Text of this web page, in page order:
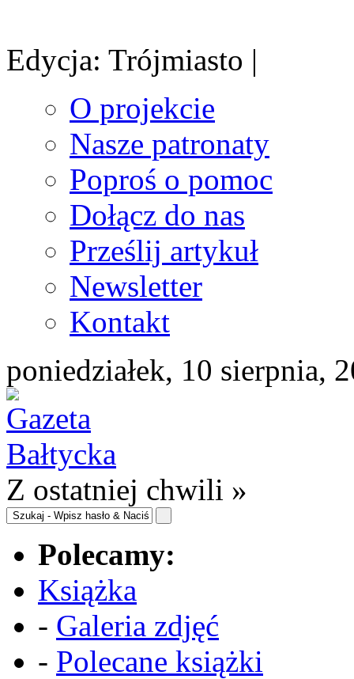
Edycja: Trójmiasto |
O projekcie
Nasze patronaty
Poproś o pomoc
Dołącz do nas
Prześlij artykuł
Newsletter
Kontakt
poniedziałek, 10 sierpnia,
Z ostatniej chwili »
Polecamy:
Książka
- Galeria zdjęć
- Polecane książki